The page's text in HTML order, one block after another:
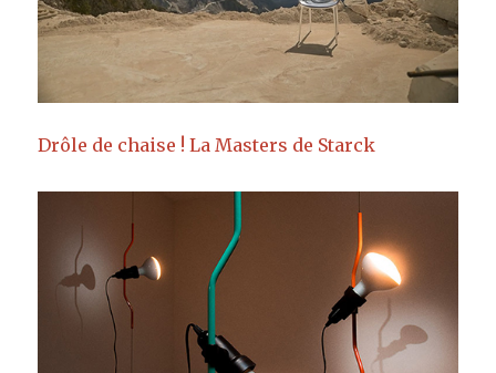
Drôle de chaise ! La Masters de Starck